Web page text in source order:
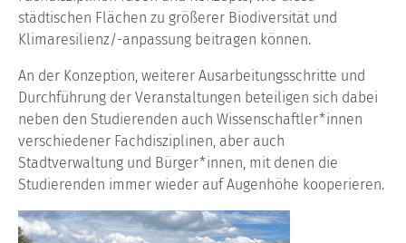
städtischen Flächen zu größerer Biodiversität und
Klimaresilienz/-anpassung beitragen können.
An der Konzeption, weiterer Ausarbeitungsschritte und
Durchführung der Veranstaltungen beteiligen sich dabei
neben den Studierenden auch Wissenschaftler*innen
verschiedener Fachdisziplinen, aber auch
Stadtverwaltung und Bürger*innen, mit denen die
Studierenden immer wieder auf Augenhöhe kooperieren.